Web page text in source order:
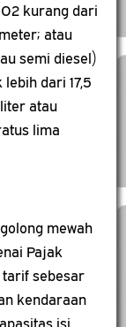
kurang dari
atau
semi diesel)
dari 17,5
atau
lima
mewah
Pajak
tarif sebesar
kendaraan
isi